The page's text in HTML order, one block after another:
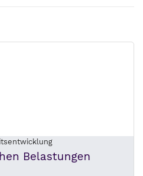
Belastungen